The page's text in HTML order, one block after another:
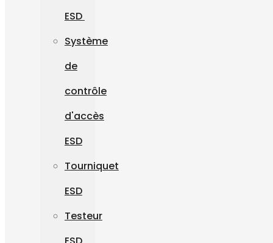
ESD
Système
de
contrôle
d'accès
ESD
Tourniquet
ESD
Testeur